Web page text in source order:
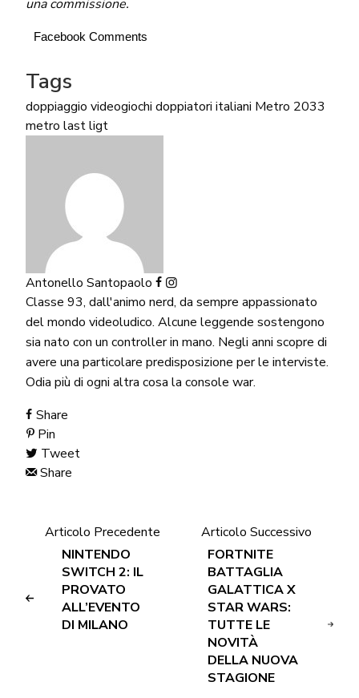
una commissione.
Facebook Comments
Tags
doppiaggio videogiochi doppiatori italiani Metro 2033
metro last ligt
Antonello Santopaolo
Classe 93, dall'animo nerd, da sempre appassionato
del mondo videoludico. Alcune leggende sostengono
sia nato con un controller in mano. Negli anni scopre di
avere una particolare predisposizione per le interviste.
Odia più di ogni altra cosa la console war.
Share
Pin
Tweet
Share
Articolo Precedente
NINTENDO
SWITCH 2: IL
PROVATO
ALL’EVENTO
DI MILANO
Articolo Successivo
FORTNITE
BATTAGLIA
GALATTICA X
STAR WARS:
TUTTE LE
NOVITÀ
DELLA NUOVA
STAGIONE